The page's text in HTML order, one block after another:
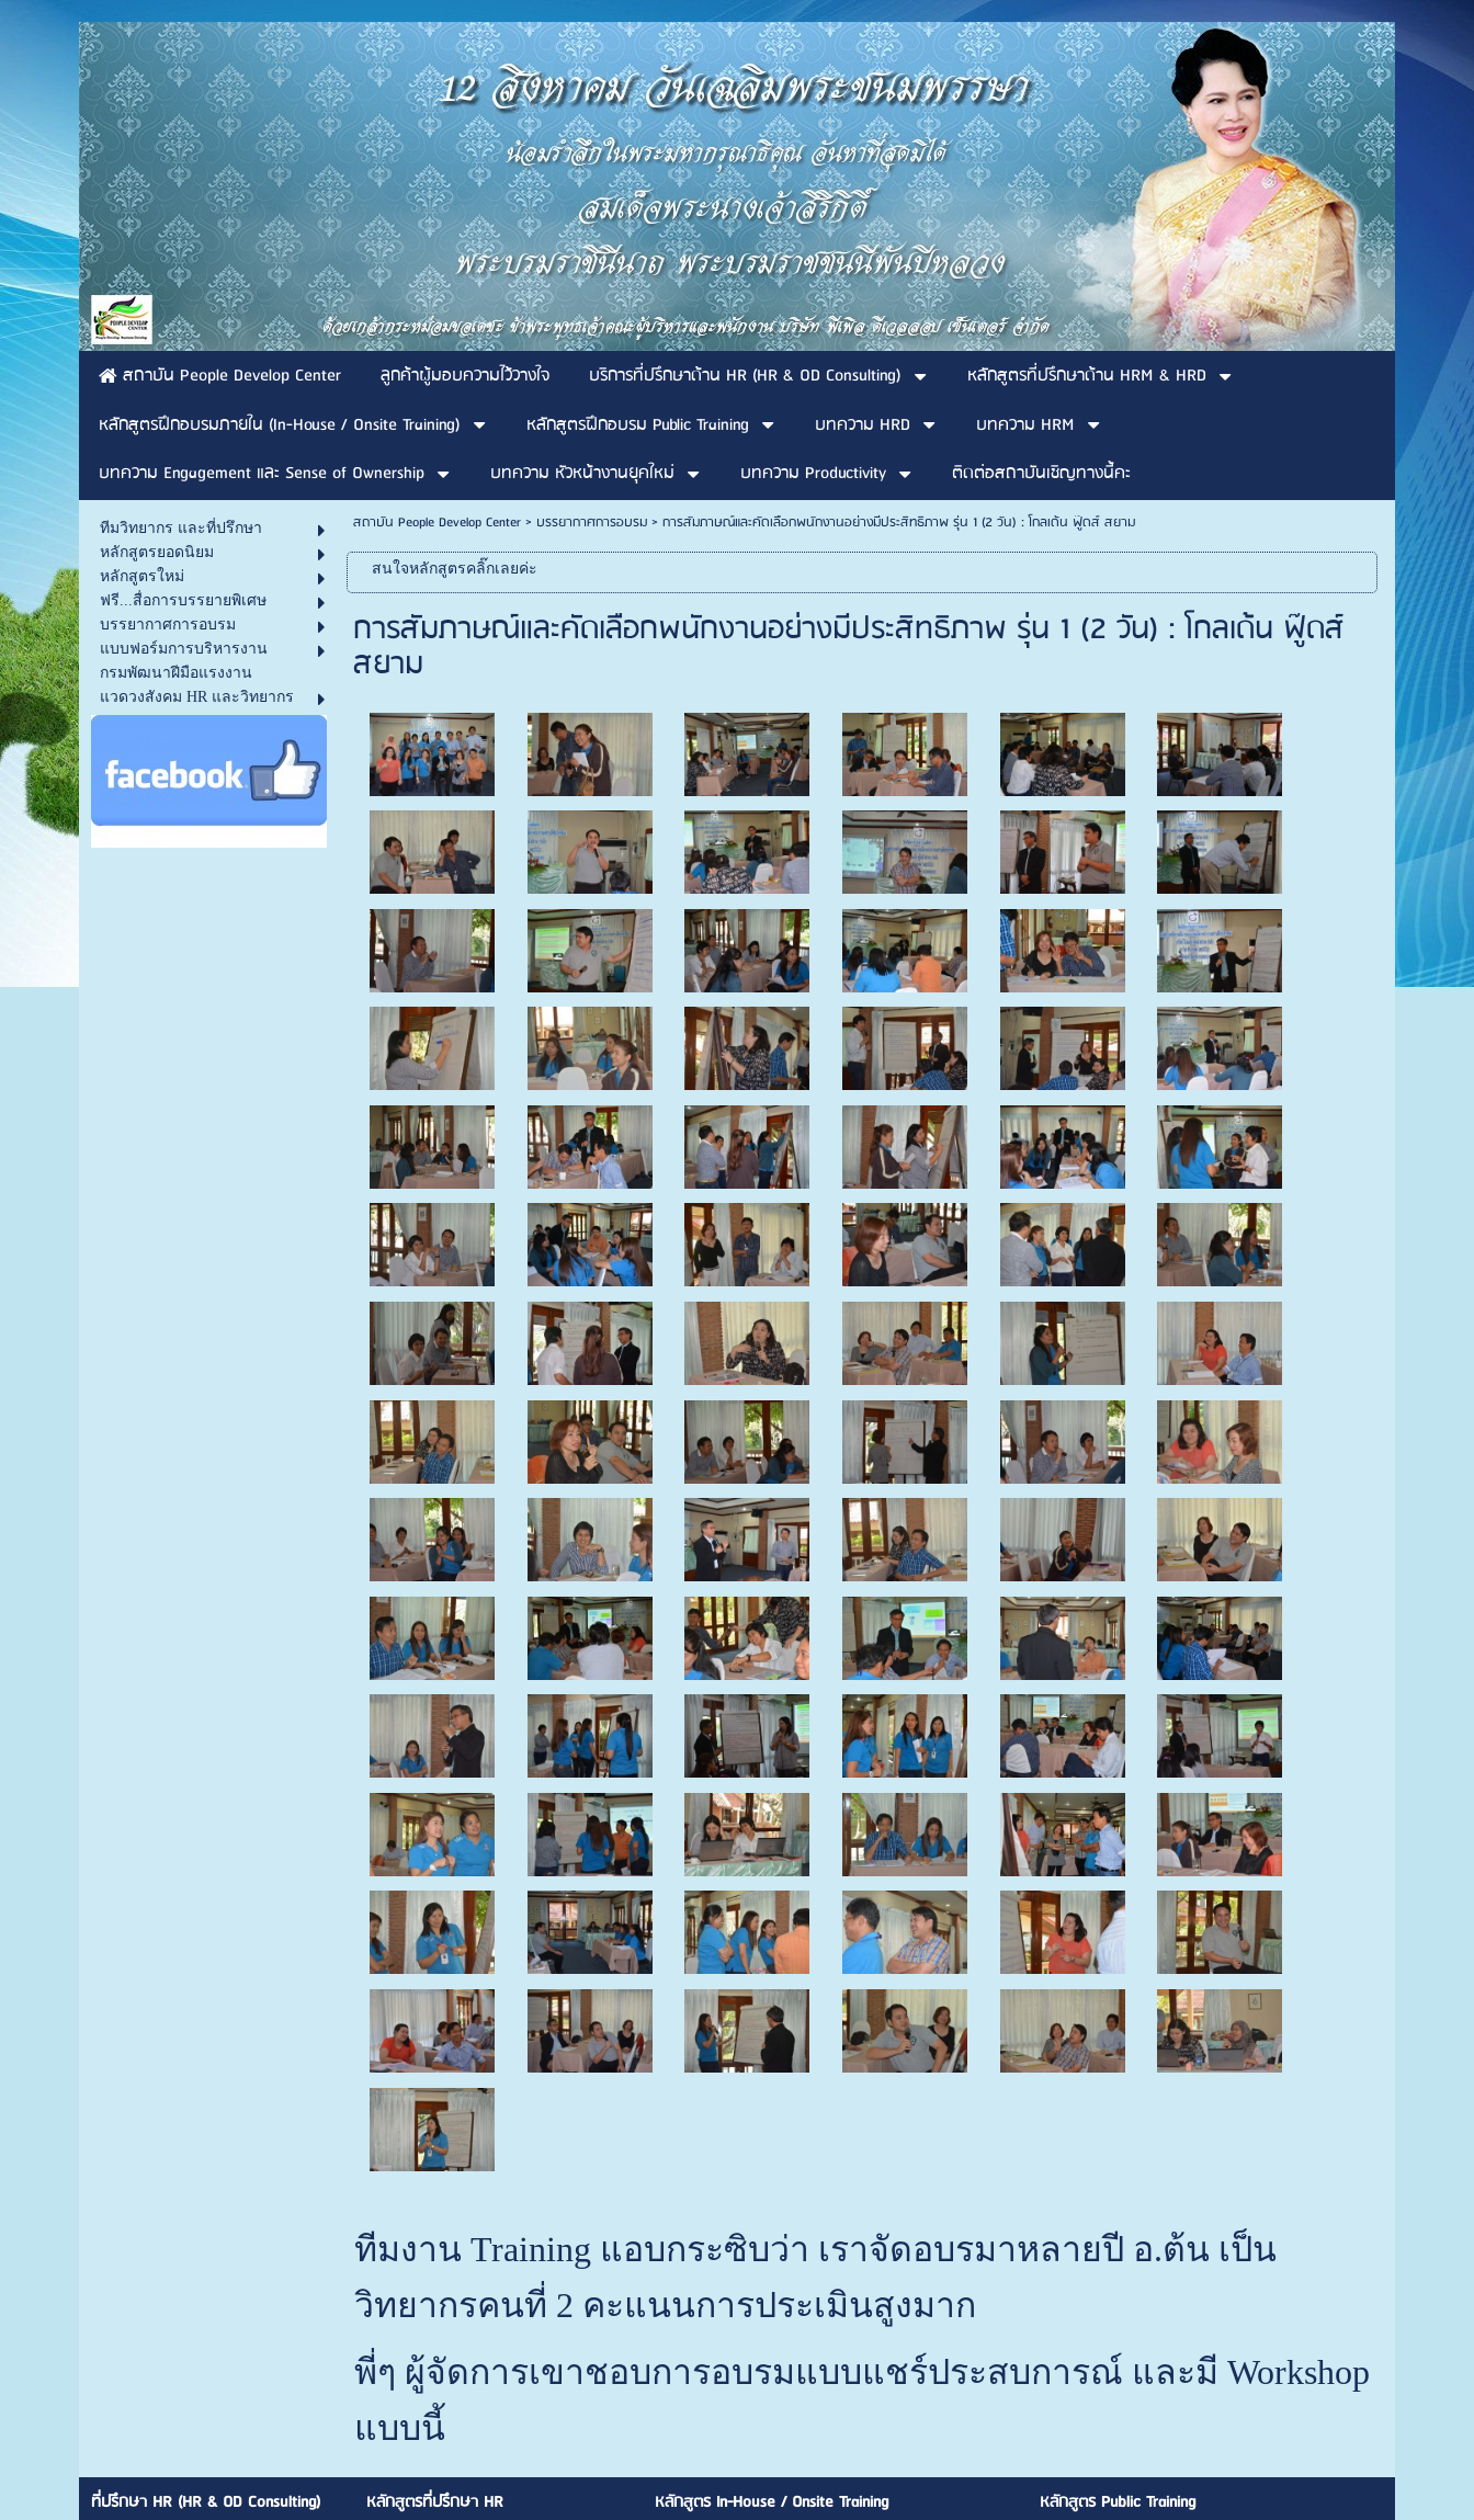
สถาบัน People Develop Center ลูกค้าผู้มอบความไว้วางใจ บริการที่ปรึกษาด้าน HR (HR & OD Consulting)
หลักสูตรที่ปรึกษาด้าน HRM & HRD
หลักสูตรฝึกอบรมภายใน (In-House / Onsite Training)
หลักสูตรฝึกอบรม Public Training บทความ HRD
บทความ HRM
บทความ Engagement และ Sense of Ownership
บทความ หัวหน้างานยุคใหม่ บทความ Productivity ติดต่อสถาบันเชิญทางนี้คะ
ทีมวิทยากร และที่ปรึกษา
หลักสูตรยอดนิยม
หลักสูตรใหม่
ฟรี...สื่อการบรรยายพิเศษ
บรรยากาศการอบรม
แบบฟอร์มการบริหารงาน
กรมพัฒนาฝีมือแรงงาน
แวดวงสังคม HR และวิทยากร
สถาบัน People Develop Center> บรรยากาศการอบรม> การสัมภาษณ์และคัดเลือกพนักงานอย่างมีประสิทธิภาพ รุ่น 1 (2 วัน) : โกลเด้น ฟู๊ดส์ สยาม
สนใจหลักสูตรคลิ๊กเลยค่ะ
การสัมภาษณ์และคัดเลือกพนักงานอย่างมีประสิทธิภาพ รุ่น 1 (2 วัน) : โกลเด้น ฟู๊ดส์
สยาม
ทีมงาน Training แอบกระซิบว่า เราจัดอบรมาหลายปี อ.ต้น เป็น
วิทยากรคนที่ 2 คะแนนการประเมินสูงมาก
พี่ๆ ผู้จัดการเขาชอบการอบรมแบบแชร์ประสบการณ์ และมี Workshop
แบบนี้
ที่ปรึกษา HR (HR & OD Consulting) หลักสูตรที่ปรึกษา HR หลักสูตร In-House / Onsite Training หลักสูตร Public Training